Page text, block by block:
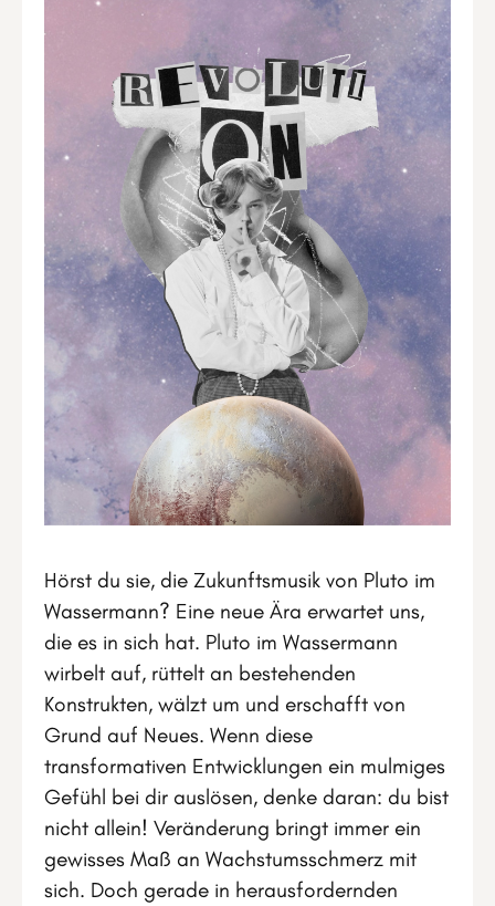
Hörst du sie, die Zukunftsmusik von Pluto im
Wassermann? Eine neue Ära erwartet uns,
die es in sich hat. Pluto im Wassermann
wirbelt auf, rüttelt an bestehenden
Konstrukten, wälzt um und erschafft von
Grund auf Neues. Wenn diese
transformativen Entwicklungen ein mulmiges
Gefühl bei dir auslösen, denke daran: du bist
nicht allein! Veränderung bringt immer ein
gewisses Maß an Wachstumsschmerz mit
sich. Doch gerade in herausfordernden